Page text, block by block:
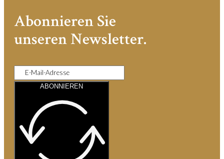
Abonnieren Sie
unseren Newsletter.
ABONNIEREN